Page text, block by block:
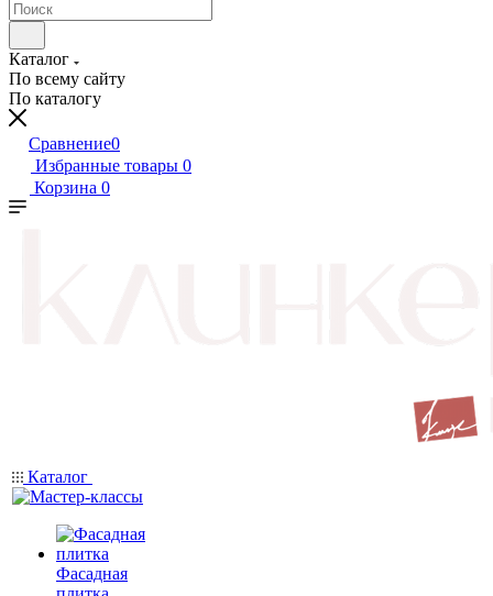
Каталог
По всему сайту
По каталогу
Сравнение0
Избранные товары 0
Корзина 0
Каталог
Фасадная